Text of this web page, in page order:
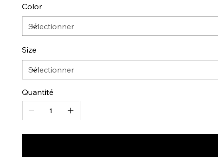
Color
Size
Quantité